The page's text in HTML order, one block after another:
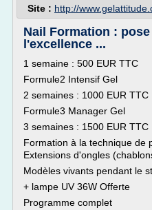
Site : http://
Nail Formation :
l'excellence ...
1 semaine : 500 EUR TTC
Formule2 Intensif Gel
2 semaines : 1000 EUR TTC
Formule3 Manager Gel
3 semaines : 1500 EUR TTC
Formation à la technique de
Extensions d'ongles
Modèles vivants pendant le
+ lampe UV 36W Offerte
Programme complet